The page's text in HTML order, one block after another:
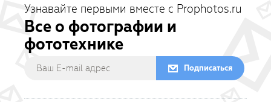
Узнавайте первыми вместе с Prophotos.ru
Все о фотографии и
фототехнике
Подписаться